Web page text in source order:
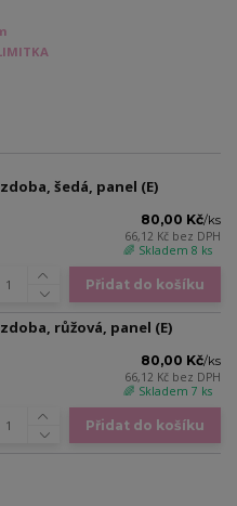
šedá, panel (E)
80,00 Kč/ks
66,12 Kč bez DPH
🌈 Skladem 8 ks
Přidat do košíku
růžová, panel (E)
80,00 Kč/ks
66,12 Kč bez DPH
🌈 Skladem 7 ks
Přidat do košíku